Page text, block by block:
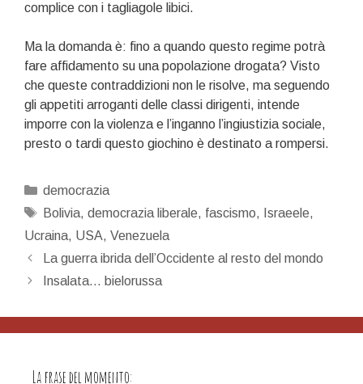
complice con i tagliagole libici.
Ma la domanda è: fino a quando questo regime potrà
fare affidamento su una popolazione drogata? Visto
che queste contraddizioni non le risolve, ma seguendo
gli appetiti arroganti delle classi dirigenti, intende
imporre con la violenza e l’inganno l’ingiustizia sociale,
presto o tardi questo giochino è destinato a rompersi.
Categorie
democrazia
Tag
Bolivia, democrazia liberale, fascismo, Israeele,
Ucraina, USA, Venezuela
Navigazione
articolo
La guerra ibrida dell’Occidente al resto del mondo
Insalata… bielorussa
La frase del momento: